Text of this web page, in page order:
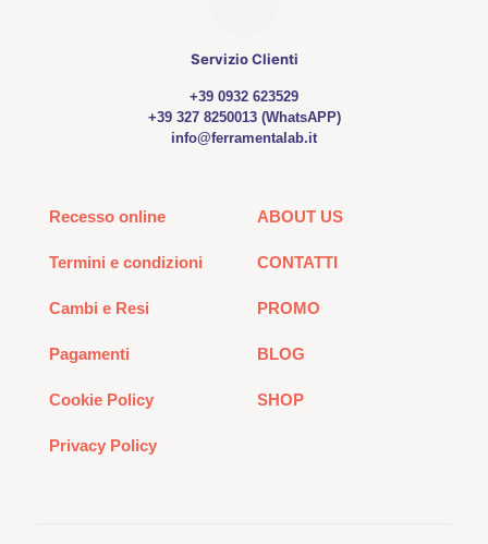
Servizio Clienti
+39 0932 623529
+39 327 8250013 (WhatsAPP)
info@ferramentalab.it
Recesso online
Termini e condizioni
Cambi e Resi
Pagamenti
Cookie Policy
Privacy Policy
ABOUT US
CONTATTI
PROMO
BLOG
SHOP